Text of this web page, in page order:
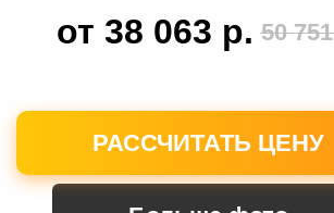
от 38 063 р. 50 751
РАССЧИТАТЬ ЦЕНУ